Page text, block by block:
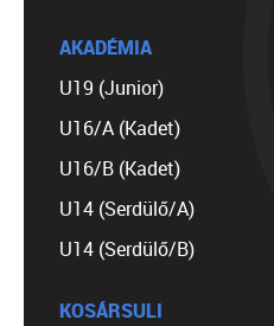
AKADÉMIA
U19 (Junior)
U16/A (Kadet)
U16/B (Kadet)
U14 (Serdülő/A)
U14 (Serdülő/B)
KOSÁRSULI